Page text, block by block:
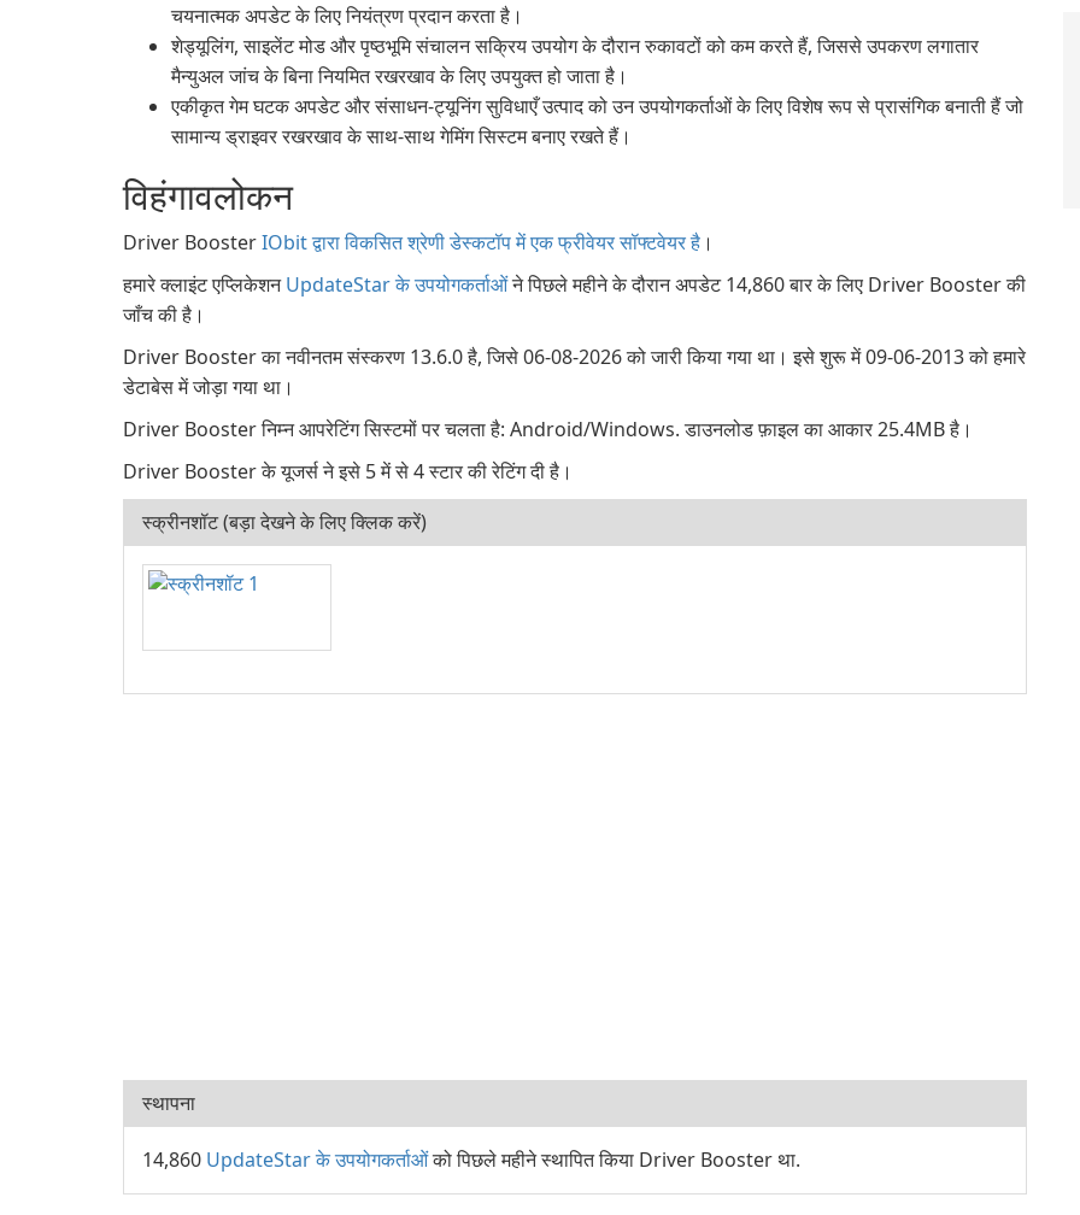
चयनात्मक अपडेट के लिए नियंत्रण प्रदान करता है।
शेड्यूलिंग, साइलेंट मोड और पृष्ठभूमि संचालन सक्रिय उपयोग के दौरान रुकावटों को कम करते हैं, जिससे उपकरण लगातार
मैन्युअल जांच के बिना नियमित रखरखाव के लिए उपयुक्त हो जाता है।
एकीकृत गेम घटक अपडेट और संसाधन-ट्यूनिंग सुविधाएँ उत्पाद को उन उपयोगकर्ताओं के लिए विशेष रूप से प्रासंगिक बनाती हैं जो
सामान्य ड्राइवर रखरखाव के साथ-साथ गेमिंग सिस्टम बनाए रखते हैं।
विहंगावलोकन
Driver BoosterIObit द्वारा विकसित श्रेणी डेस्कटॉप में एक फ्रीवेयर सॉफ्टवेयर है ।
हमारे क्लाइंट एप्लिकेशनUpdateStar के उपयोगकर्ताओंने पिछले महीने के दौरान अपडेट 14,860 बार के लिए Driver Booster की
जाँच की है।
Driver Booster का नवीनतम संस्करण 13.6.0 है, जिसे 06-08-2026 को जारी किया गया था। इसे शुरू में 09-06-2013 को हमारे
डेटाबेस में जोड़ा गया था।
Driver Booster निम्न आपरेटिंग सिस्टमों पर चलता है: Android/Windows. डाउनलोड फ़ाइल का आकार 25.4MB है।
Driver Booster के यूजर्स ने इसे 5 में से 4 स्टार की रेटिंग दी है।
स्क्रीनशॉट (बड़ा देखने के लिए क्लिक करें)
स्थापना
14,860 UpdateStar के उपयोगकर्ताओंको पिछले महीने स्थापित किया Driver Booster था.